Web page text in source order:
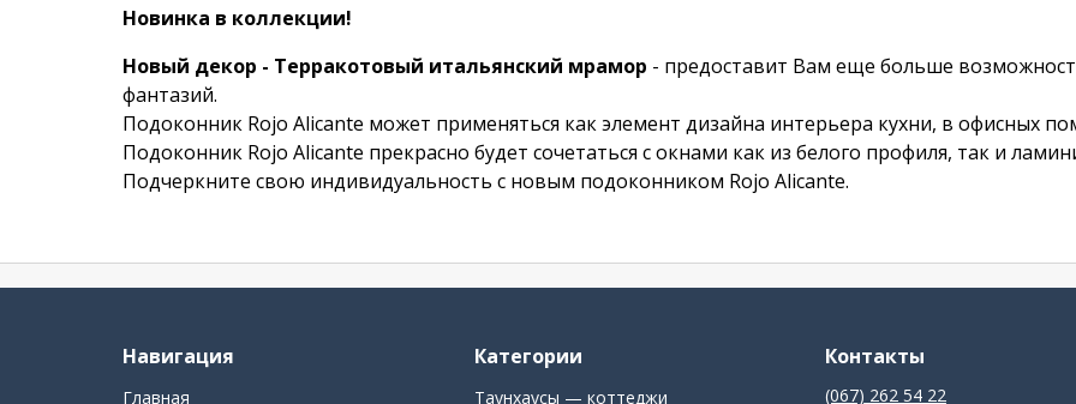
Новинка в коллекции!
Новый декор - Терракотовый итальянский мрамор - предоставит Вам еще больше
фантазий.
Подоконник Rojo Alicante может применяться как элемент дизайна интерьера кухни, в офисных
Подоконник Rojo Alicante прекрасно будет сочетаться с окнами как из белого профиля, так и
Подчеркните свою индивидуальность с новым подоконником Rojo Alicante.
Навигация
Главная
Категории
Таунхаусы — коттеджи
Контакты
(067) 262 54 22